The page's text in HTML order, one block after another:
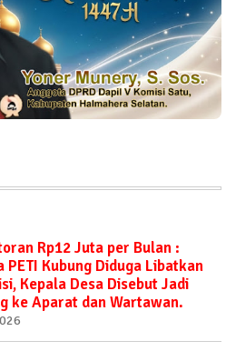
Rp12 Juta per Bulan :
PETI Kubung Diduga Libatkan
Kepala Desa Disebut Jadi
ke Aparat dan Wartawan.